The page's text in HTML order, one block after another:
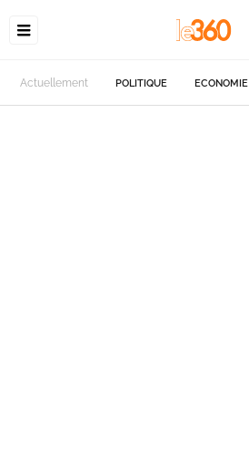
Actuellement POLITIQUE ECONOMIE